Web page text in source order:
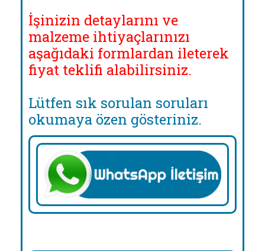
İşinizin detaylarını ve
malzeme ihtiyaçlarınızı
aşağıdaki formlardan ileterek
fiyat teklifi alabilirsiniz.
Lütfen sık sorulan soruları
okumaya özen gösteriniz.